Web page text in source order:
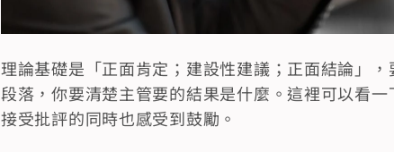
理論基礎是「正面肯定；建設性建議；正面結論」
段落，你要清楚主管要的結果是什麼。這裡可以看一
接受批評的同時也感受到鼓勵。